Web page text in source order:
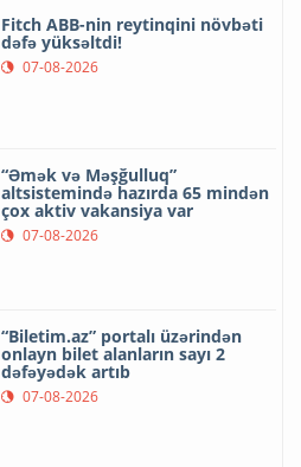
Fitch ABB-nin reytinqini növbəti
dəfə yüksəltdi!
07-08-2026
“Əmək və Məşğulluq”
altsistemində hazırda 65 mindən
çox aktiv vakansiya var
07-08-2026
“Biletim.az” portalı üzərindən
onlayn bilet alanların sayı 2
dəfəyədək artıb
07-08-2026